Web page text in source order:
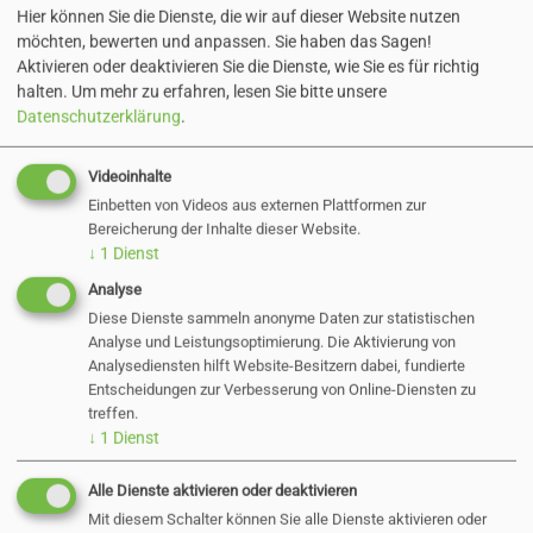
• Entgeltgruppe S 12 TVöD und eine
monatliche SuE-Zulage in Höhe von 180 €
sowie eine Jahressonderzahlung, eine
leistungsorientierte Prämie, eine betriebliche
Altersvorsorge sowie die Möglichkeit einer
weiteren Altersvorsorge durch
Entgeltumwandlung
• ein Fahrtkostenzuschuss zum HVV-JobTicket
bzw. Deutschlandticket oder zum NAH.SH-
Jobticket, alternativ ein Zuschuss für privat
gekaufte oder geleaste Fahrräder
• flexible und familienfreundliche Arbeitszeiten
• ein sicherer Arbeitsplatz
• 30 Tage Urlaub und zusätzlich zwei
Regenerationstage
• umfassende Fort- und
Hier können Sie die Dienste, die wir auf dieser Website nutzen
möchten, bewerten und anpassen. Sie haben das Sagen!
Aktivieren oder deaktivieren Sie die Dienste, wie Sie es für richtig
halten. Um mehr zu erfahren, lesen Sie bitte unsere
Datenschutzerklärung.
Videoinhalte
Einbetten von Videos aus externen Plattformen zur
Bereicherung der Inhalte dieser Website.
↓ 1 Dienst
Analyse
Diese Dienste sammeln anonyme Daten zur statistischen
Analyse und Leistungsoptimierung. Die Aktivierung von
Analysediensten hilft Website-Besitzern dabei, fundierte
Entscheidungen zur Verbesserung von Online-Diensten zu
treffen.
↓ 1 Dienst
Alle Dienste aktivieren oder deaktivieren
Mit diesem Schalter können Sie alle Dienste aktivieren oder